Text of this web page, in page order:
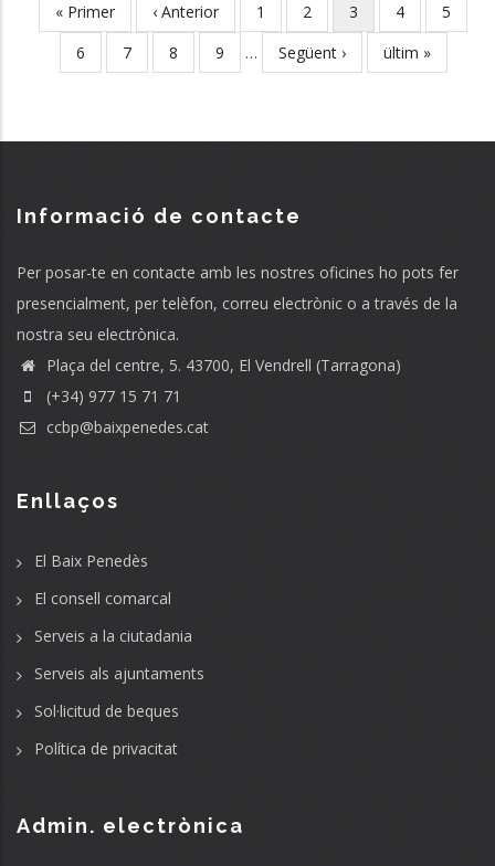
Pagination
First
page
« Primer
Previous
page
‹ Anterior Page
1 Page
2
Current
page
3 Page
4 Page
5
Page
6 Page
7 Page
8 Page
9 …
Next
Següent ›
Last
ültim »
Informació de contacte
Per posar-te en contacte amb les nostres oficines ho pots fer
presencialment, per telèfon, correu electrònic o a través de la
nostra seu electrònica.
Plaça del centre, 5. 43700, El Vendrell (Tarragona)
(+34) 977 15 71 71
ccbp@baixpenedes.cat
Enllaços
El Baix Penedès
El consell comarcal
Serveis a la ciutadania
Serveis als ajuntaments
Sol·licitud de beques
Política de privacitat
Admin. electrònica